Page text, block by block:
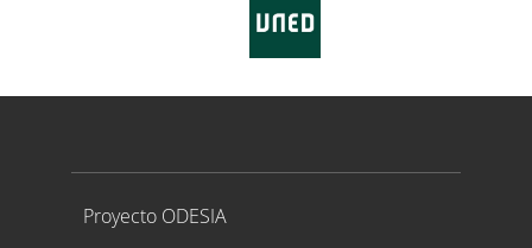
Proyecto ODESIA
Proyecto ODESIA